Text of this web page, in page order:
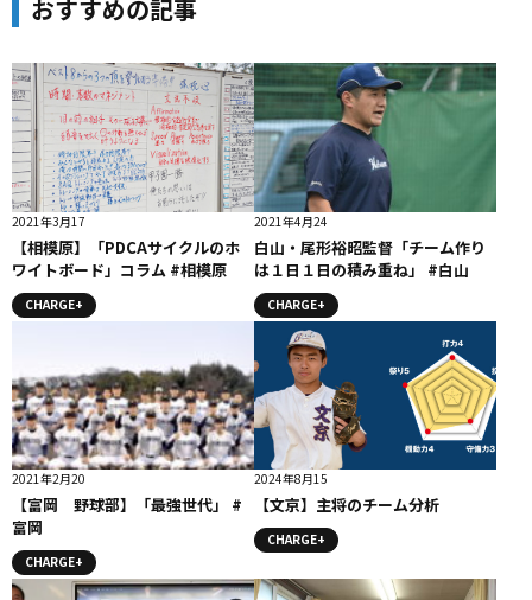
おすすめの記事
2021年3月17
【相模原】「PDCAサイクルのホ
ワイトボード」コラム #相模原
CHARGE+
2021年4月24
白山・尾形裕昭監督「チーム作り
は１日１日の積み重ね」 #白山
CHARGE+
2021年2月20
【富岡 野球部】「最強世代」 #
富岡
CHARGE+
2024年8月15
【文京】主将のチーム分析
CHARGE+